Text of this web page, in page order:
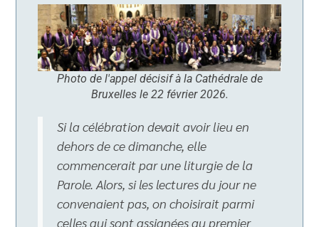
Photo de l'appel décisif à la Cathédrale de
Bruxelles le 22 février 2026.
Si la célébration devait avoir lieu en
dehors de ce dimanche, elle
commencerait par une liturgie de la
Parole. Alors, si les lectures du jour ne
convenaient pas, on choisirait parmi
celles qui sont assignées au premier